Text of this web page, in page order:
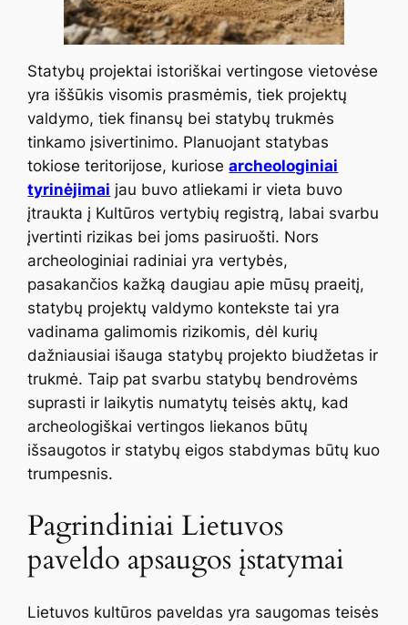
Statybų projektai istoriškai vertingose vietovėse
yra iššūkis visomis prasmėmis, tiek projektų
valdymo, tiek finansų bei statybų trukmės
tinkamo įsivertinimo. Planuojant statybas
tokiose teritorijose, kuriosearcheologiniai
tyrinėjimai jau buvo atliekami ir vieta buvo
įtraukta į Kultūros vertybių registrą, labai svarbu
įvertinti rizikas bei joms pasiruošti. Nors
archeologiniai radiniai yra vertybės,
pasakančios kažką daugiau apie mūsų praeitį,
statybų projektų valdymo kontekste tai yra
vadinama galimomis rizikomis, dėl kurių
dažniausiai išauga statybų projekto biudžetas ir
trukmė. Taip pat svarbu statybų bendrovėms
suprasti ir laikytis numatytų teisės aktų, kad
archeologiškai vertingos liekanos būtų
išsaugotos ir statybų eigos stabdymas būtų kuo
trumpesnis.
Pagrindiniai Lietuvos
paveldo apsaugos įstatymai
Lietuvos kultūros paveldas yra saugomas teisės